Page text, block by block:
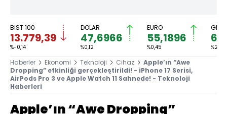
BIST 100
13.779,39
%-0,14
DOLAR
47,6966
%0,12
EURO
55,1896
%0,45 %2,59
Haberler Ekonomi Teknoloji Cihaz
Apple’ın “Awe
Dropping” etkinliği gerçekleştirildi! - iPhone 17 Serisi,
AirPods Pro 3 ve Apple Watch 11 Sahnede! - Teknoloji
Haberleri
Apple’ın “Awe Dropping”